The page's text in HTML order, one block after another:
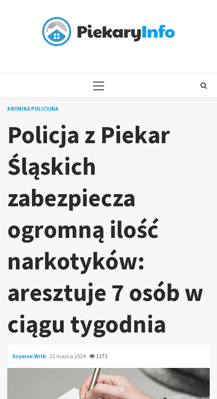
PRIMARY
KRONIKA POLICYJNA
Policja z Piekar
Śląskich
zabezpiecza
ogromną ilość
narkotyków:
aresztuje 7 osób w
ciągu tygodnia
Szymon Wilk 21 marca 2024 1171